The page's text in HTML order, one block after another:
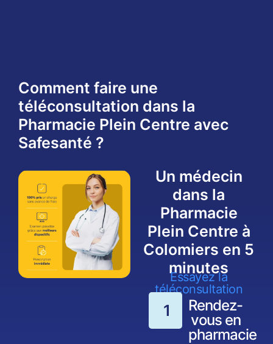
Comment faire une
téléconsultation dans la
Pharmacie Plein Centre avec
Safesanté ?
Un médecin
dans la
Pharmacie
Plein Centre à
Colomiers en 5
minutes
Essayez la
téléconsultation
1
Rendez-
vous en
pharmacie